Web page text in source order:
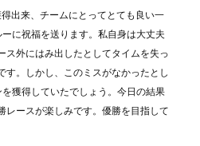
出来、チームにとってとても良い一
に祝福を送ります。私自身は大丈夫
ス外にはみ出したとしてタイムを失っ
す。しかし、このミスがなかったとし
獲得していたでしょう。今日の結果
レースが楽しみです。優勝を目指して